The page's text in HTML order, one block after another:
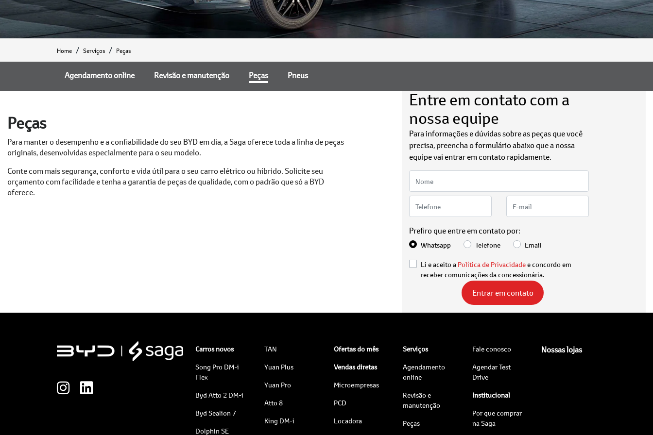
Home Serviços Peças
Agendamento online Revisão e manutenção Peças Pneus
Peças
Para manter o desempenho e a confiabilidade do seu BYD em dia, a Saga oferece toda a linha de peças
originais, desenvolvidas especialmente para o seu modelo.
Conte com mais segurança, conforto e vida útil para o seu carro elétrico ou híbrido. Solicite seu
orçamento com facilidade e tenha a garantia de peças de qualidade, com o padrão que só a BYD
oferece.
Entre em contato com a
nossa equipe
Para informações e dúvidas sobre as peças que você
precisa, preencha o formulário abaixo que a nossa
equipe vai entrar em contato rapidamente.
Prefiro que entre em contato por:
Whatsapp Telefone Email
Li e aceito a Política de Privacidadee concordo em
receber comunicações da concessionária.
Entrar em contato
Carros novos
Song Pro DM-i
Flex
Byd Atto 2 DM-i
Byd Sealion 7
Dolphin SE
TAN
Yuan Plus
Yuan Pro
Atto 8
King DM-i
Ofertas do mês
Vendas diretas
Microempresas
PCD
Locadora
Serviços
Agendamento
online
Revisão e
manutenção
Peças
Fale conosco
Agendar Test
Drive
Institucional
Por que comprar
na Saga
Nossas lojas